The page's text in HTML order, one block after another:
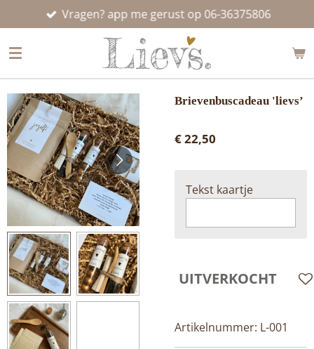
direct
naar
hoofdinhoud
Vragen? app me gerust op 06-36375806
Brievenbuscadeau 'lievs’
€ 22,50
Tekst kaartje
UITVERKOCHT
Artikelnummer: L-001